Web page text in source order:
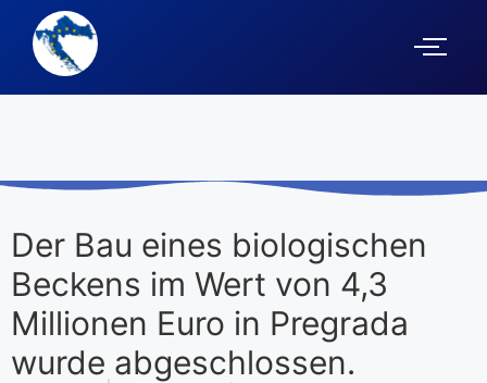
Der Bau eines biologischen
Beckens im Wert von 4,3
Millionen Euro in Pregrada
wurde abgeschlossen.